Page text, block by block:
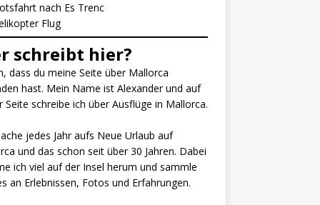
nach Es Trenc
Flug
schreibt hier?
dass du meine Seite über Mallorca
hast. Mein Name ist Alexander und auf
Seite schreibe ich über Ausflüge in Mallorca.
jedes Jahr aufs Neue Urlaub auf
und das schon seit über 30 Jahren. Dabei
ich viel auf der Insel herum und sammle
an Erlebnissen, Fotos und Erfahrungen.